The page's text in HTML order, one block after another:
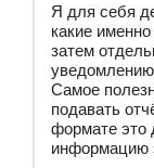
Я для себя
какие
затем
уведомлению
Самое
подавать
формате это
информацию